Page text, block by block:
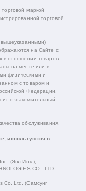
маркой
торговой
вышеуказанными)
на Сайте с
в отношении товаров
на месте или в
физическими и
с товаром и
Федерации.
ознакомительный
обслуживания.
используются в
(Эпл Инк.);
CO., LTD.
Co. Ltd. (Самсунг